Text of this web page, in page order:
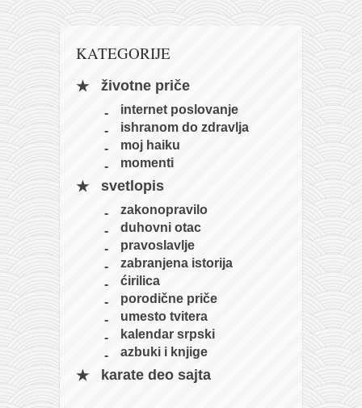
karate
naihanchi
kushanku
temashiwari
nunchaku
timbei rochin
tsunami dojo
program
snimci nastupa
KATEGORIJE
životne priče
internet poslovanje
ishranom do zdravlja
moj haiku
momenti
svetlopis
zakonopravilo
duhovni otac
pravoslavlje
zabranjena istorija
ćirilica
porodične priče
umesto tvitera
kalendar srpski
azbuki i knjige
karate deo sajta